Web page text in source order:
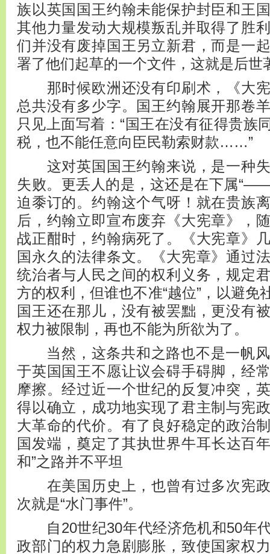
族以英国国王约翰未能保护封臣和王
其他力量发动大规模叛乱并取得了胜
们并没有废掉国王另立新君，而是一
署了他们起草的一个文件，这就是后世
那时候欧洲还没有印刷术，《大宪
总共没有多少字。国王约翰展开那卷
只见上面写着：“国王在没有征得贵族
税，也不能任意向臣民勒索财款……”
这对英国国王约翰来说，是一种失
失败。更丢人的是，这还是在下属
迫黍订的。约翰这个气呀！就在贵族
后，约翰立即宣布废弃《大宪章》，
战正酣时，约翰病死了。《大宪章》
国永久的法律条文。《大宪章》通过
统治者与人民之间的权利义务，规定
方的权利，但谁也不准“越位”，以避免
国王还在那儿，没有被罢黜，更没有
权力被限制，再也不能为所欲为了。
当然，这条共和之路也不是一帆风
于英国国王不愿让议会碍手碍脚，经
摩擦。经过近一个世纪的反复冲突，
得以确立，成功地实现了君主制与宪
大革命的代价。有了良好稳定的政治
国发端，奠定了其执世界牛耳
和”之路并不平坦
在美国历史上，也曾有过多次宪政
次就是“水门事件”。
自20世纪30年代经济危机和50年
政部门的权力急剧膨胀，致使国家权